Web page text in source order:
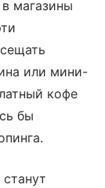
магазины
или мини-
кофе
бы